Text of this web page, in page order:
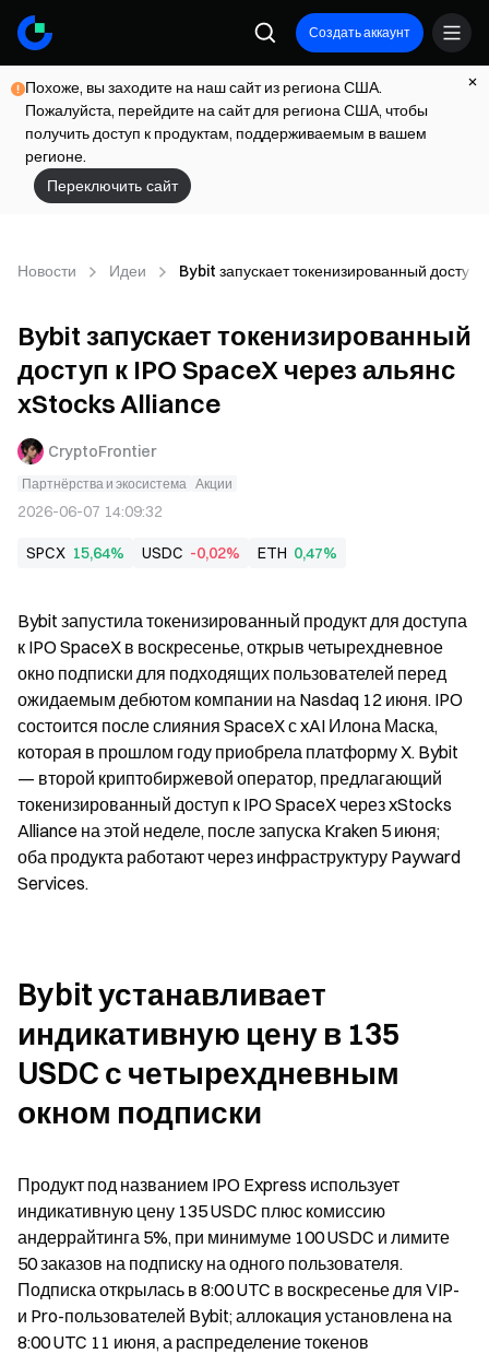
Создать аккаунт
Похоже, вы заходите на наш сайт из региона США.
Пожалуйста, перейдите на сайт для региона США, чтобы
получить доступ к продуктам, поддерживаемым в вашем
регионе.
Переключить сайт
Новости Идеи Bybit запускает токенизированный
Bybit запускает токенизированный
доступ к IPO SpaceX через альянс
xStocks Alliance
CryptoFrontier
Партнёрства и экосистема Акции
2026-06-07 14:09:32
SPCX 15,64% USDC -0,02% ETH 0,47%
Bybit запустила токенизированный продукт для доступа
к IPO SpaceX в воскресенье, открыв четырехдневное
окно подписки для подходящих пользователей перед
ожидаемым дебютом компании на Nasdaq 12 июня. IPO
состоится после слияния SpaceX с xAI Илона Маска,
которая в прошлом году приобрела платформу X. Bybit
— второй криптобиржевой оператор, предлагающий
токенизированный доступ к IPO SpaceX через xStocks
Alliance на этой неделе, после запуска Kraken 5 июня;
оба продукта работают через инфраструктуру Payward
Services.
Bybit устанавливает
индикативную цену в 135
USDC с четырехдневным
окном подписки
Продукт под названием IPO Express использует
индикативную цену 135 USDC плюс комиссию
андеррайтинга 5%, при минимуме 100 USDC и лимите
50 заказов на подписку на одного пользователя.
Подписка открылась в 8:00 UTC в воскресенье для VIP-
и Pro-пользователей Bybit; аллокация установлена на
8:00 UTC 11 июня, а распределение токенов